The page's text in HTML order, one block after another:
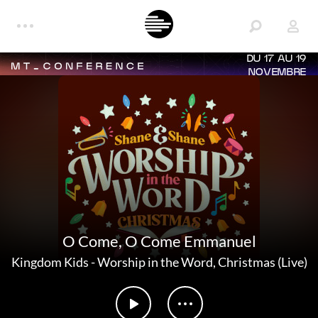
DU 17 AU 19
NOVEMBRE
O Come, O Come Emmanuel
Kingdom Kids-Worship in the Word, Christmas (Live)